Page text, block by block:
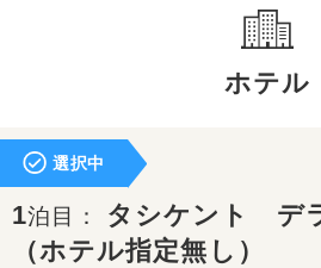
ホテル
選択中
1泊目： タシケント デ
（ホテル指定無し）